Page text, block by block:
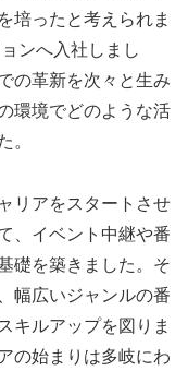
培ったと考えられま
ンへ入社しまし
の革新を次々と生み
環境でどのような活
。
リアをスタートさせ
、イベント中継や番
礎を築きました。そ
幅広いジャンルの番
キルアップを図りま
の始まりは多岐にわ